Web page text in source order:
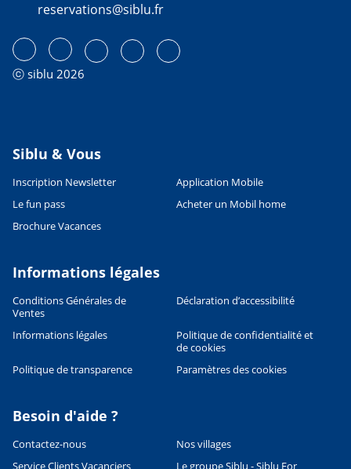
reservations@siblu.fr
ⓒ siblu 2026
Siblu & Vous
Inscription Newsletter
Application Mobile
Le fun pass
Acheter un Mobil home
Brochure Vacances
Informations légales
Conditions Générales de
Ventes
Déclaration d’accessibilité
Informations légales
Politique de confidentialité et
de cookies
Politique de transparence
Paramètres des cookies
Besoin d'aide ?
Contactez-nous
Nos villages
Service Clients Vacanciers
Le groupe Siblu - Siblu For